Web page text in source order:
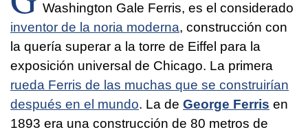
Washington Gale Ferris, es el considerado
inventor de la noria moderna, construcción con
la quería superar a la torre de Eiffel para la
exposición universal de Chicago. La primera
rueda Ferris de las muchas que se construirían
después en el mundo. La de George Ferris en
1893 era una construcción de 80 metros de